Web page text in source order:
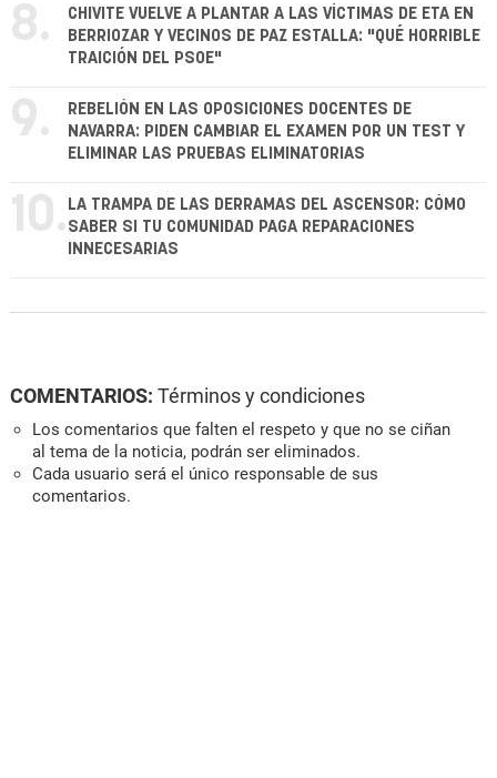
8.
CHIVITE VUELVE A PLANTAR A LAS VÍCTIMAS DE ETA EN
BERRIOZAR Y VECINOS DE PAZ ESTALLA: "QUÉ HORRIBLE
TRAICIÓN DEL PSOE"
9.
REBELIÓN EN LAS OPOSICIONES DOCENTES DE
NAVARRA: PIDEN CAMBIAR EL EXAMEN POR UN TEST Y
ELIMINAR LAS PRUEBAS ELIMINATORIAS
10. LA TRAMPA DE LAS DERRAMAS DEL ASCENSOR: CÓMO
SABER SI TU COMUNIDAD PAGA REPARACIONES
INNECESARIAS
COMENTARIOS: Términos y condiciones
Los comentarios que falten el respeto y que no se ciñan
al tema de la noticia, podrán ser eliminados.
Cada usuario será el único responsable de sus
comentarios.